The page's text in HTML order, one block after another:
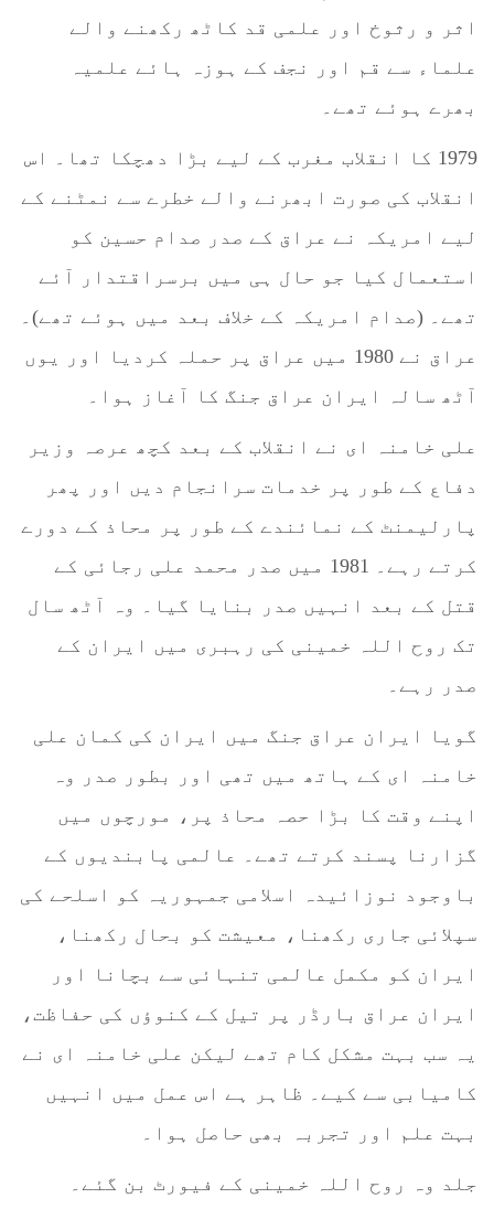
اثر و رثوخ اور علمی قد کاٹھ رکھنے والے
علماء سے قم اور نجف کے ہوزہ ہائے علمیہ
بھرے ہوئے تھے۔
1979 کا انقلاب مغرب کے لیے بڑا دھچکا تھا۔ اس
انقلاب کی صورت ابھرنے والے خطرے سے نمٹنے کے
لیے امریکہ نے عراق کے صدر صدام حسین کو
استعمال کیا جو حال ہی میں برسراقتدار آئے
تھے۔ (صدام امریکہ کے خلاف بعد میں ہوئے تھے)۔
عراق نے 1980 میں عراق پر حملہ کردیا اور یوں
آٹھ سالہ ایران عراق جنگ کا آغاز ہوا۔
علی خامنہ ای نے انقلاب کے بعد کچھ عرصہ وزیر
دفاع کے طور پر خدمات سرانجام دیں اور پھر
پارلیمنٹ کے نمائندے کے طور پر محاذ کے دورے
کرتے رہے۔ 1981 میں صدر محمد علی رجائی کے
قتل کے بعد انہیں صدر بنایا گیا۔ وہ آٹھ سال
تک روح اللہ خمینی کی رہبری میں ایران کے
صدر رہے۔
گویا ایران عراق جنگ میں ایران کی کمان علی
خامنہ ای کے ہاتھ میں تھی اور بطور صدر وہ
اپنے وقت کا بڑا حصہ محاذ پر، مورچوں میں
گزارنا پسند کرتے تھے۔ عالمی پابندیوں کے
باوجود نوزائیدہ اسلامی جمہوریہ کو اسلحے کی
سپلائی جاری رکھنا، معیشت کو بحال رکھنا،
ایران کو مکمل عالمی تنہائی سے بچانا اور
ایران عراق بارڈر پر تیل کے کنوؤں کی حفاظت،
یہ سب بہت مشکل کام تھے لیکن علی خامنہ ای نے
کامیابی سے کیے۔ ظاہر ہے اس عمل میں انہیں
بہت علم اور تجربہ بھی حاصل ہوا۔
جلد وہ روح اللہ خمینی کے فیورٹ بن گئے۔